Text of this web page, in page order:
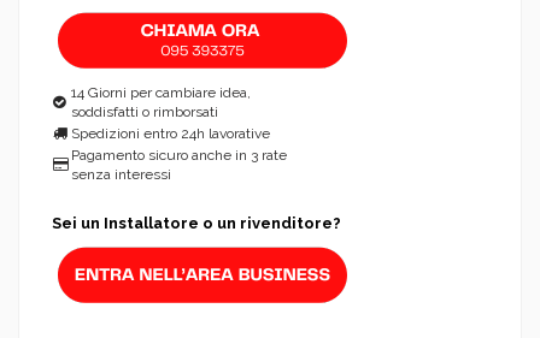
14 Giorni per cambiare idea,
soddisfatti o rimborsati
Spedizioni entro 24h lavorative
Pagamento sicuro anche in 3 rate
senza interessi
Sei un Installatore o un rivenditore?